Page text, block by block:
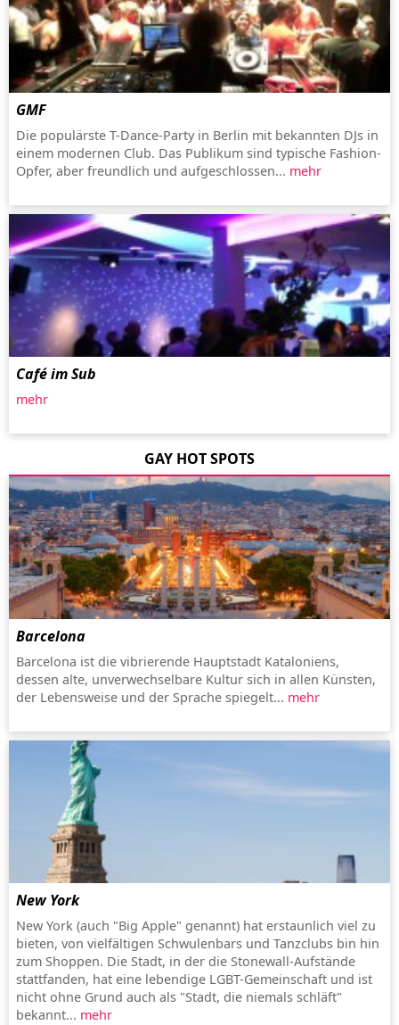
GMF
Die populärste T-Dance-Party in Berlin mit bekannten DJs in
einem modernen Club. Das Publikum sind typische Fashion-
Opfer, aber freundlich und aufgeschlossen... mehr
Café im Sub
mehr
GAY HOT SPOTS
Barcelona
Barcelona ist die vibrierende Hauptstadt Kataloniens,
dessen alte, unverwechselbare Kultur sich in allen Künsten,
der Lebensweise und der Sprache spiegelt... mehr
New York
New York (auch "Big Apple" genannt) hat erstaunlich viel zu
bieten, von vielfältigen Schwulenbars und Tanzclubs bin hin
zum Shoppen. Die Stadt, in der die Stonewall-Aufstände
stattfanden, hat eine lebendige LGBT-Gemeinschaft und ist
nicht ohne Grund auch als "Stadt, die niemals schläft"
bekannt... mehr